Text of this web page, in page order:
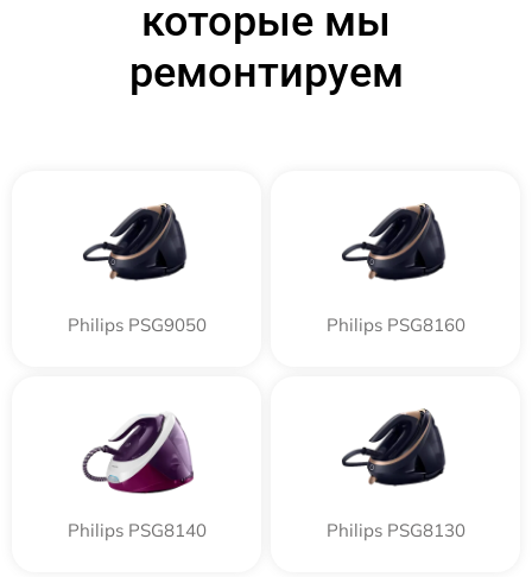
которые мы
ремонтируем
Philips PSG9050 Philips PSG8160
Philips PSG8140 Philips PSG8130